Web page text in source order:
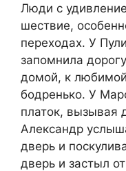
Люди с
шествие,
переходах. У
запомнила
домой, к
бодренько. У
платок, вызывая
Александр
дверь и
дверь и застыл